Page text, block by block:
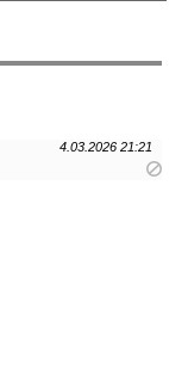
4.03.2026 21:21